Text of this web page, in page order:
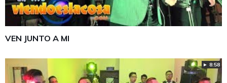
VEN JUNTO A MI
► 8:58